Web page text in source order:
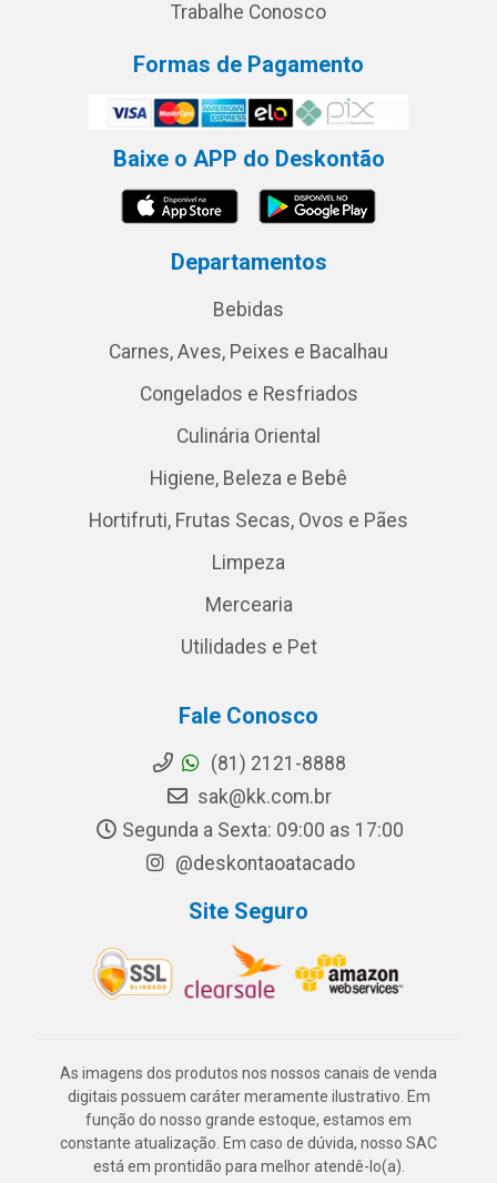
Trabalhe Conosco
Formas de Pagamento
Baixe o APP do Deskontão
Departamentos
Bebidas
Carnes, Aves, Peixes e Bacalhau
Congelados e Resfriados
Culinária Oriental
Higiene, Beleza e Bebê
Hortifruti, Frutas Secas, Ovos e Pães
Limpeza
Mercearia
Utilidades e Pet
Fale Conosco
(81) 2121-8888
sak@kk.com.br
Segunda a Sexta: 09:00 as 17:00
@deskontaoatacado
Site Seguro
As imagens dos produtos nos nossos canais de venda
digitais possuem caráter meramente ilustrativo. Em
função do nosso grande estoque, estamos em
constante atualização. Em caso de dúvida, nosso SAC
está em prontidão para melhor atendê-lo(a).